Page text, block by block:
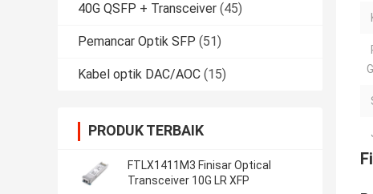
40G QSFP + Transceiver (45)
Pemancar Optik SFP (51)
Kabel optik DAC/AOC (15)
PRODUK TERBAIK
FTLX1411M3 Finisar Optical
Transceiver 10G LR XFP